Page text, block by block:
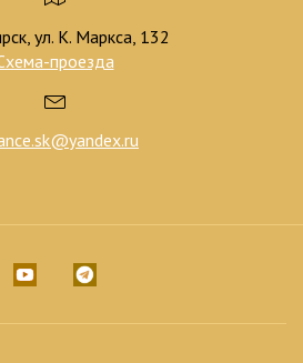
ул. К. Маркса, 132
проезда